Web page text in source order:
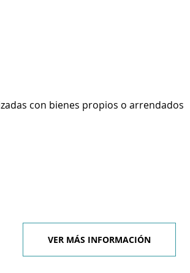
con bienes propios o arrendados
VER MÁS INFORMACIÓN